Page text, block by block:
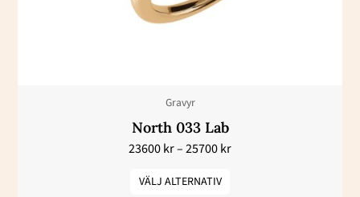
Gravyr
North 033 Lab
23600kr–25700kr
VÄLJ ALTERNATIV
olika
på
produktsidan